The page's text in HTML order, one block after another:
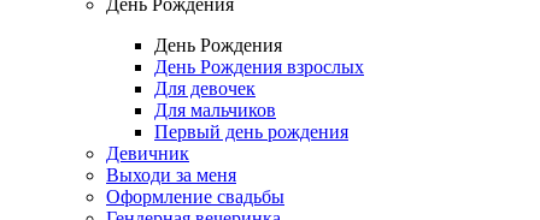
День Рождения
День Рождения
День Рождения взрослых
Для девочек
Для мальчиков
Первый день рождения
Девичник
Выходи за меня
Оформление свадьбы